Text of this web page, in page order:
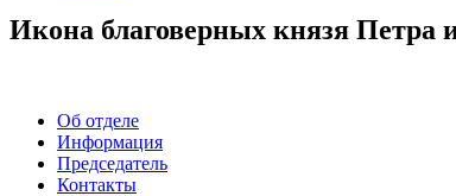
Икона благоверных князя
Об отделе
Информация
Председатель
Контакты